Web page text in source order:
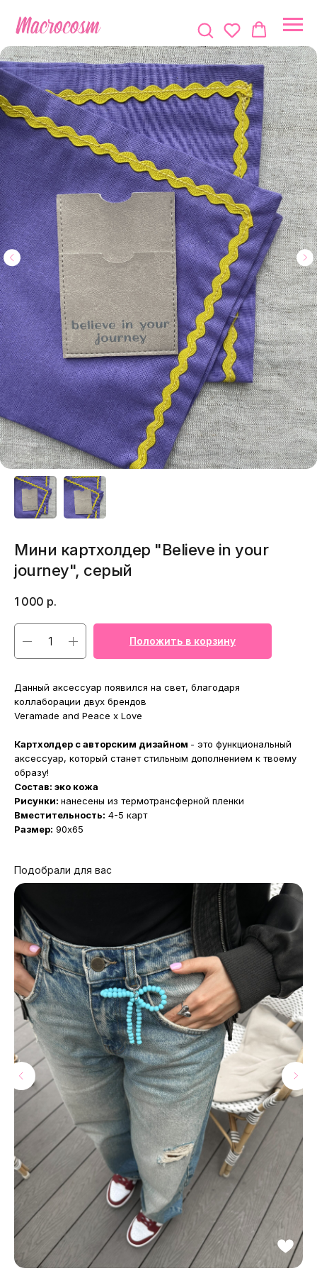
Мини картхолдер "Believe in your
journey", серый
1 000 р.
Положить в корзину
Данный аксессуар появился на свет, благодаря
коллаборации двух брендов
Veramade and Peace x Love
Картхолдер с авторским дизайном - это функциональный
аксессуар, который станет стильным дополнением к твоему
образу!
Состав: эко кожа
Рисунки: нанесены из термотрансферной пленки
Вместительность: 4-5 карт
Размер: 90x65
Подобрали для вас
МАГАЗИНЫ
Потрогать, примерить,
ВЛЮБИТЬСЯ И КУПИТЬ
наш бренд вы можете по адресу